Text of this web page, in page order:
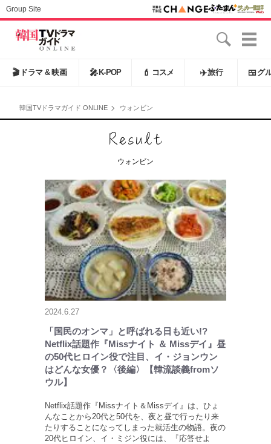
Group Site
🎬 ドラマ & 映画 🎤 K-POP 💄 コスメ ✈️旅行 🍱 グ
韓国TVドラマガイド ONLINE ウォンビン
ウォンビン
2024.6.27
「国民のオンマ」と呼ばれる日も近い!?
Netflix話題作『Missナイト ＆ Missデイ』昼
の50代ヒロイン役で注目、イ・ジョンウン
はどんな女優？〈後編〉【韓流談義fromソ
ウル】
Netflix話題作『Missナイト＆Missデイ』は、ひょ
んなことから20代と50代を、夜と昼で行ったり来
たりすることになってしまった就活生の物語。夜の
20代ヒロイン、イ・ミジン役には、『応答せよ